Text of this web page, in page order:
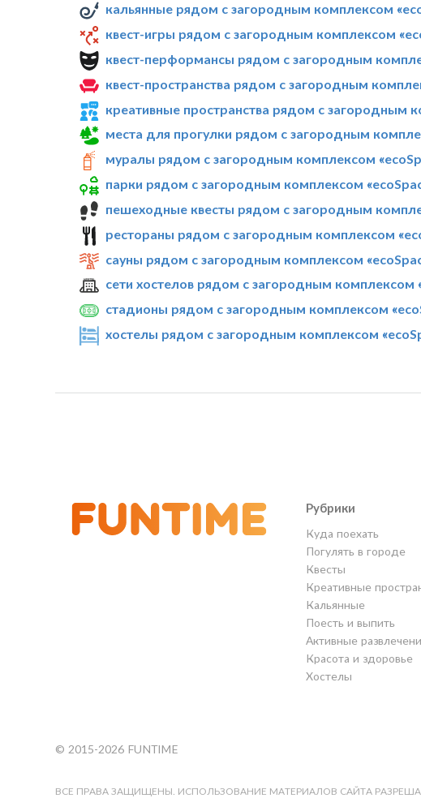
кальянные рядом с загородным комплексом
квест-игры рядом с загородным комплексом
квест-перформансы рядом с загородным
квест-пространства рядом с загородным
креативные пространства рядом с загородным
места для прогулки рядом с загородным
муралы рядом с загородным комплексом
парки рядом с загородным комплексом
пешеходные квесты рядом с загородным
рестораны рядом с загородным комплексом
сауны рядом с загородным комплексом
сети хостелов рядом с загородным комплексом
стадионы рядом с загородным комплексом
хостелы рядом с загородным комплексом
Рубрики
Куда поехать
Погулять в городе
Квесты
Креативные
Кальянные
Поесть и выпить
Активные
Красота и здоровье
Хостелы
© 2015-2026 FUNTIME
ВСЕ ПРАВА ЗАЩИЩЕНЫ. ИСПОЛЬЗОВАНИЕ МАТЕРИАЛОВ САЙТА